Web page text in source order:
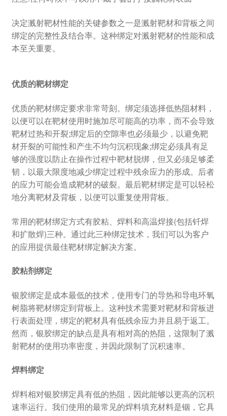
决定溅射靶材性能的关键参数之一是溅射靶材和背板之间
绑定的完整性及结合率。这种绑定对溅射靶材的性能和成
本至关重要。
优质的靶材绑定
优质的靶材绑定要求非常苛刻。绑定须选择低热阻材料，
以便可以在靶材使用时施加尽可能高的功率，而不会导致
靶材过热和开裂;绑定后的空隙率也必须最少，以避免靶
材开裂的可能性和产生不均匀沉积现象;绑定必须具有足
够的强度以防止在操作过程中靶材脱绑，但又必须足够柔
韧，以最大限度地减少绑定过程中残余应力的形成。后者
的应力可能会造成靶材的破裂。最后靶材绑定是可以轻松
地分离靶材及背板，以便可以重复使用背板。
常用的靶材绑定方式有胶粘、焊料和高温焊接(包括钎焊
和扩散焊)三种。通过此三种绑定技术，我们可以为客户
的应用提供最佳靶材绑定解决方案。
胶粘剂绑定
银胶绑定是成本最低的技术，使用专门的导热和导电环氧
树脂将靶材绑定到背板上。这种技术需要对靶材和背板进
行表面处理，绑定的靶材具有低残余应力并且易于返工。
然而，银胶绑定的缺点是具有相对高的热阻，这限制了溅
射靶材的使用功率密度，并因此限制了沉积速率。
焊料绑定
焊料相对银胶绑定具有低的热阻，因此能够以更高的沉积
速率运行。我们使用的最常见的焊料填充材料是铟，它具